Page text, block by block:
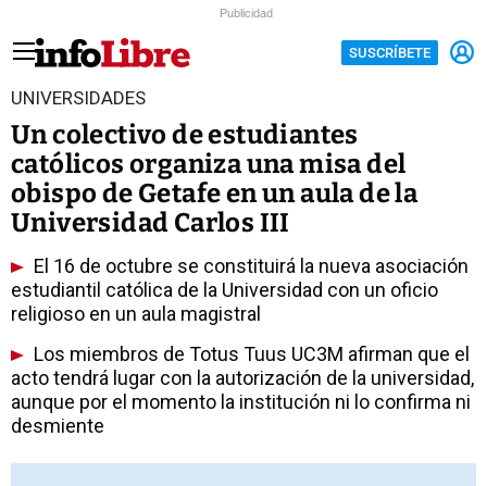
Publicidad
SUSCRÍBETE
UNIVERSIDADES
Un colectivo de estudiantes
católicos organiza una misa del
obispo de Getafe en un aula de la
Universidad Carlos III
El 16 de octubre se constituirá la nueva asociación
estudiantil católica de la Universidad con un oficio
religioso en un aula magistral
Los miembros de Totus Tuus UC3M afirman que el
acto tendrá lugar con la autorización de la universidad,
aunque por el momento la institución ni lo confirma ni
desmiente